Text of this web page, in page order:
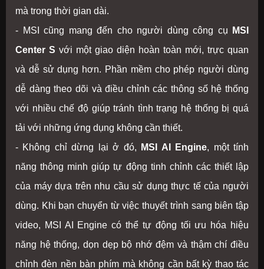
mà trong thời gian dài.
- MSI cũng mang đến cho người dùng công cụ
MSI
Center S với một giao diện hoàn toàn mới, trực quan
và dễ sử dụng hơn. Phần mềm cho phép người dùng
dễ dàng theo dõi và điều chỉnh các thông số hệ thống
với nhiều chế độ giúp tránh tình trạng hệ thống bị quá
tải với những ứng dụng không cần thiết.
- Không chỉ dừng lại ở đó,
MSI AI Engine, một tính
năng thông minh giúp tự động tinh chỉnh các thiết lập
của máy dựa trên nhu cầu sử dụng thực tế của người
dùng. Khi bạn chuyển từ việc thuyết trình sang biên tập
video, MSI AI Engine có thể tự động tối ưu hóa hiệu
năng hệ thống, dọn dẹp bộ nhớ đệm và thậm chí điều
chỉnh đèn nền bàn phím mà không cần bất kỳ thao tác